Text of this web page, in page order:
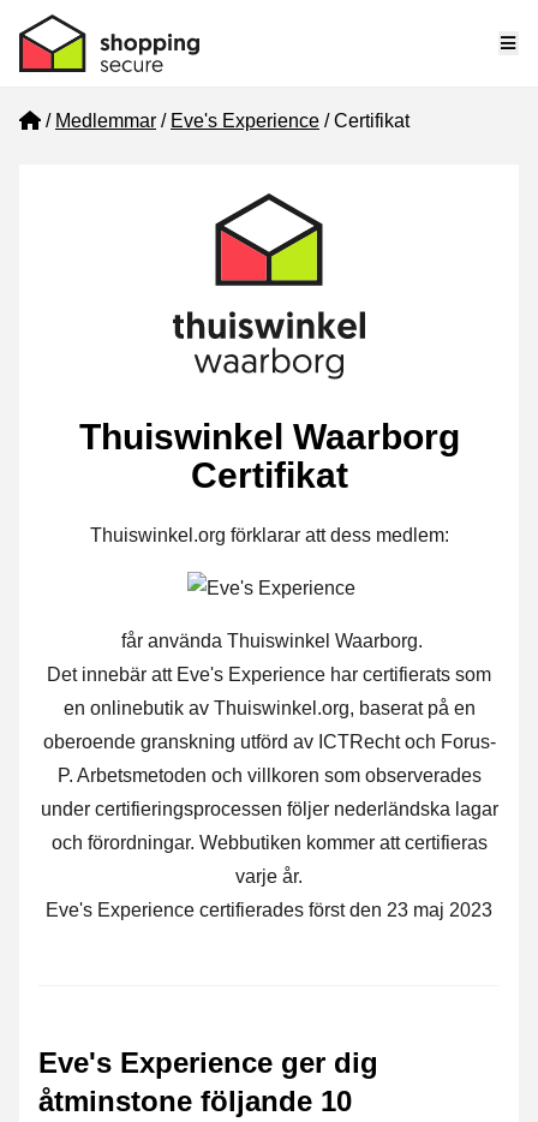
Home
Medlemmar Eve's Experience Certifikat
Thuiswinkel Waarborg
Certifikat
Thuiswinkel.org förklarar att dess medlem:
får använda Thuiswinkel Waarborg.
Det innebär att Eve's Experience har certifierats som
en onlinebutik av Thuiswinkel.org, baserat på en
oberoende granskning utförd av ICTRecht och Forus-
P. Arbetsmetoden och villkoren som observerades
under certifieringsprocessen följer nederländska lagar
och förordningar. Webbutiken kommer att certifieras
varje år.
Eve's Experience certifierades först den 23 maj 2023
Eve's Experience ger dig
åtminstone följande 10